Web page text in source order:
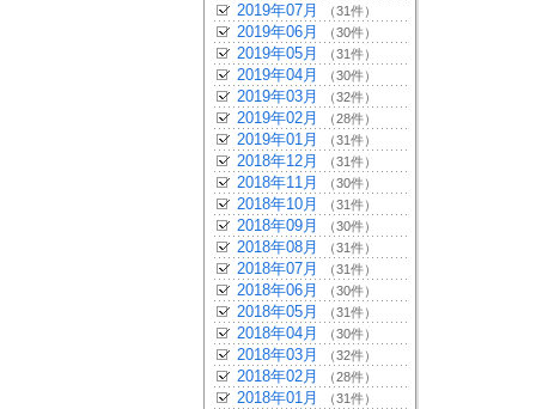
2019年07月 （31件）
2019年06月 （30件）
2019年05月 （31件）
2019年04月 （30件）
2019年03月 （32件）
2019年02月 （28件）
2019年01月 （31件）
2018年12月 （31件）
2018年11月 （30件）
2018年10月 （31件）
2018年09月 （30件）
2018年08月 （31件）
2018年07月 （31件）
2018年06月 （30件）
2018年05月 （31件）
2018年04月 （30件）
2018年03月 （32件）
2018年02月 （28件）
2018年01月 （31件）